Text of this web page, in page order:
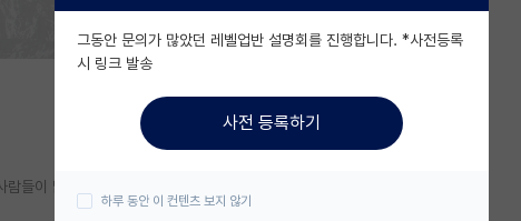
들이 많은 것 같고
그동안 문의가 많았던 레벨업반 설명회를 진행합니다. *사전등록
시 링크 발송
사전 등록하기
하루 동안 이 컨텐츠 보지 않기